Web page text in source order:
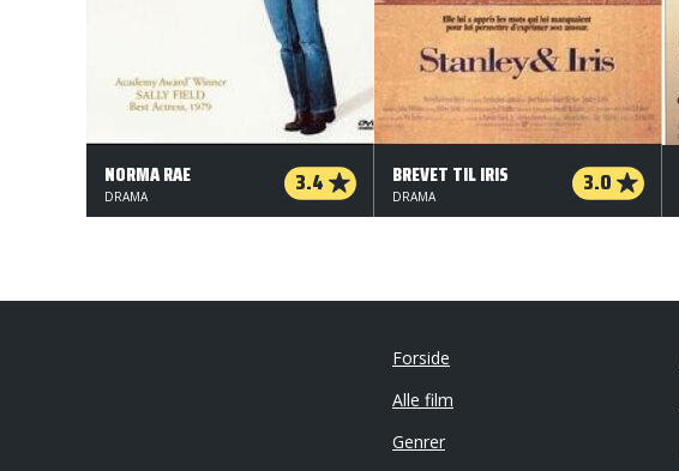
NORMA RAE 3.4
DRAMA
BREVET TIL IRIS 3.0
DRAMA
Forside
Alle film
Genrer